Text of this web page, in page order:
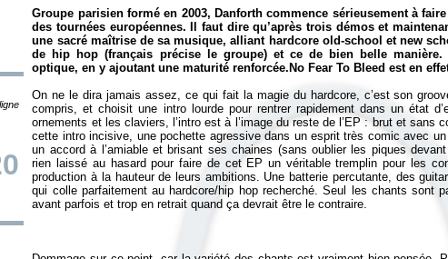
Groupe parisien formé en 2003, Danforth commence sérieusement à
des tournées européennes. Il faut dire qu’après trois démos et
une sacré maîtrise de sa musique, alliant hardcore old-school et new
de hip hop (français précise le groupe) et ce de bien belle manière.
optique, en y ajoutant une maturité renforcée. No Fear To Bleed est en
On ne le dira jamais assez, ce qui fait la magie du hardcore, c’est son
compris, et choisit une intro lourde pour rentrer rapidement dans un état
ornements et les claviers, l’intro est à l’image du reste de l’EP : brut et sans
cette intro incisive, une pochette agressive dans un esprit très comic avec
un accord à l’amiable et brisant ses chaines (sans oublier les piques
rien laissé au hasard pour faire de cet EP un véritable tremplin pour les
production à la hauteur de leurs ambitions. Une batterie percutante, des
qui colle parfaitement au hardcore/hip hop recherché. Seul les chants sont